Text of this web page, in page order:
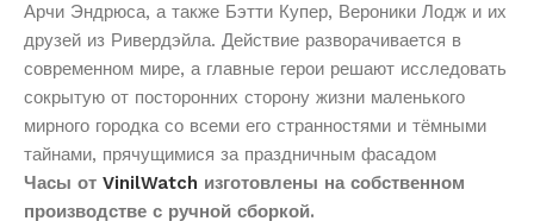
Арчи Эндрюса, а также Бэтти Купер, Вероники Лодж и их
друзей из Ривердэйла. Действие разворачивается в
современном мире, а главные герои решают исследовать
сокрытую от посторонних сторону жизни маленького
мирного городка со всеми его странностями и тёмными
тайнами, прячущимися за праздничным фасадом
Часы от VinilWatch изготовлены на собственном
производстве с ручной сборкой.